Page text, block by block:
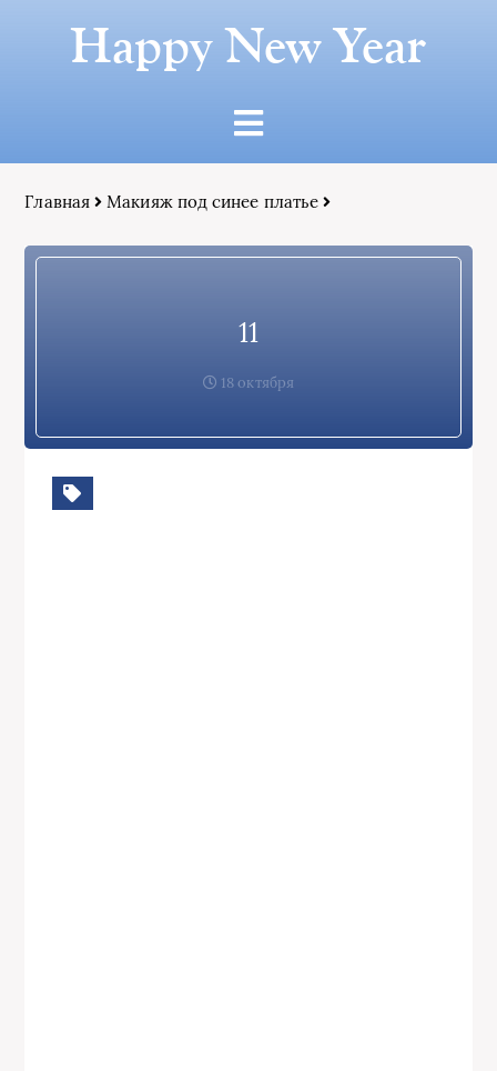
Happy New Year
Главная Макияж под синее платье
11
18 октября